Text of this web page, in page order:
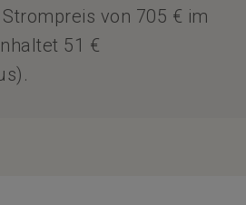
von 705 € im
51 €